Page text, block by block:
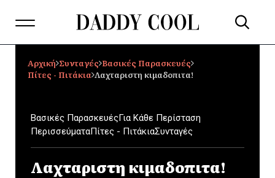
Αρχική Συνταγές Βασικές Παρασκευές
Πίτες - Πιτάκια Λαχταριστη κιμαδοπιτα!
Βασικές ΠαρασκευέςΓια Κάθε Περίσταση
ΠερισσεύματαΠίτες - ΠιτάκιαΣυνταγές
Λαχταριστη κιμαδοπιτα!